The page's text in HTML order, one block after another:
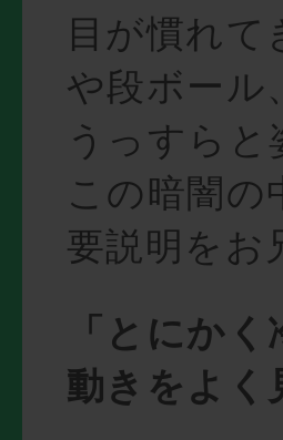
目が慣れ
や段ボール
うっすら
この暗闇の
要説明をお
「とにか
動きをよく